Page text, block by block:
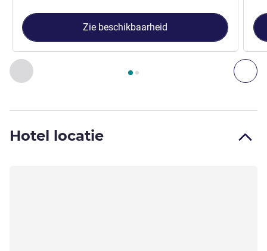
Vorige - Kamer
Pagina , Kamer 1 : DRIEPERSOONSKAMER met 1
Zie beschikbaarheid
Hotel locatie